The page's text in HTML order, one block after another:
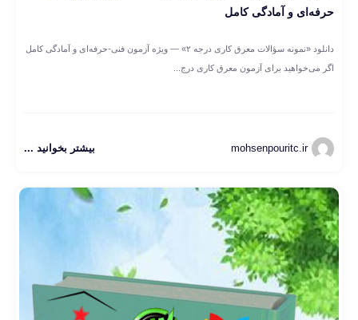
حرفه‌ای و آمادگی کامل
دانلود «نمونه سؤالات معرق کاری درجه ۲» — ویژه آزمون فنی‌-حرفه‌ای و آمادگی کامل
اگر می‌خواهید برای آزمون معرق کاری درج...
mohsenpouritc.ir بیشتر بخوانید ...